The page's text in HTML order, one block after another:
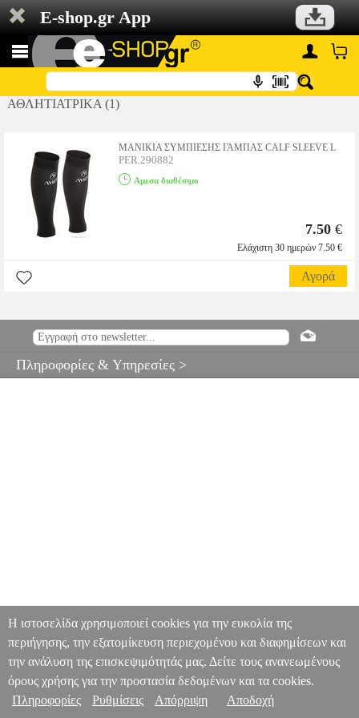
E-shop.gr App
ΑΘΛΗΤΙΑΤΡΙΚΑ (1)
ΜΑΝΙΚΙΑ ΣΥΜΠΙΕΣΗΣ ΓΑΜΠΑΣ CALF SLEEVE L
PER.290882
Αμεσα διαθέσιμο
7.50 €
Ελάχιστη 30 ημερών 7.50 €
Αγορά
Πληροφορίες & Υπηρεσίες >
Η ιστοσελίδα χρησιμοποιεί cookies για την ευκολία της
περιήγησης, την εξατομίκευση περιεχομένου και διαφημίσεων και
την ανάλυση της επισκεψιμότητάς μας. Δείτε τους ανανεωμένους
όρους χρήσης για την προστασία δεδομένων και τα cookies.
Πληροφορίες
Ρυθμίσεις Απόρριψη Αποδοχή